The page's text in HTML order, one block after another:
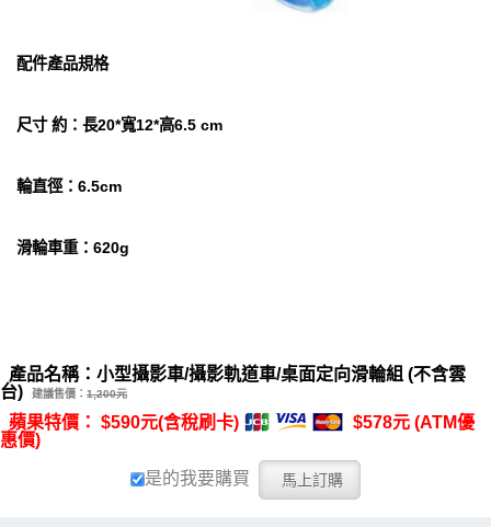
配件產品規格
尺寸 約：長20*寬12*高6.5 cm
輪直徑：6.5cm
滑輪車重：620g
產品名稱：小型攝影車/攝影軌道車/桌面定向滑輪組 (不含雲
台)
建議售價： 1,200元
蘋果特價： $590元(含稅刷卡)
$578元 (ATM優
惠價)
是的我要購買